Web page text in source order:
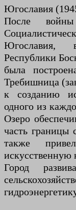
Югославия
После
Югославия,
Республики
была
Требишница
к созданию
одного из
Озеро
часть границы
также
искусственную
Город